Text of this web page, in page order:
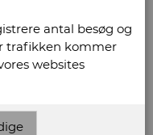
antal besøg og
trafikken kommer
websites